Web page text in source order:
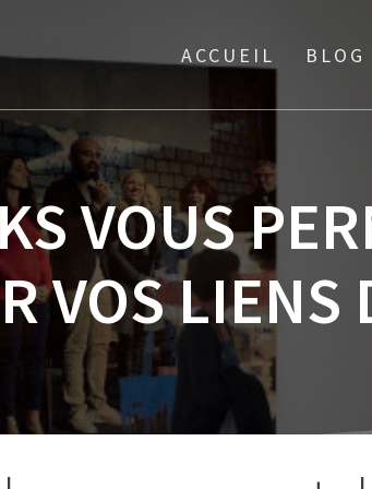
ACCUEIL BLOG
VOUS
VOS LIENS